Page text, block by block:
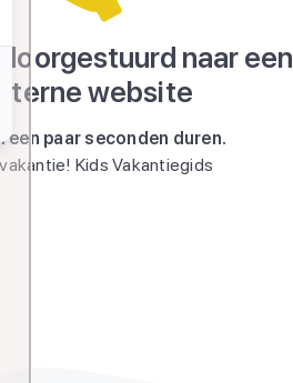
naar een
website
een paar seconden duren.
Kids Vakantiegids